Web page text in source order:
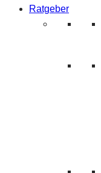
Ratgeber